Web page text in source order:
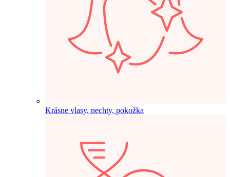
Krásne vlasy, nechty, pokožka